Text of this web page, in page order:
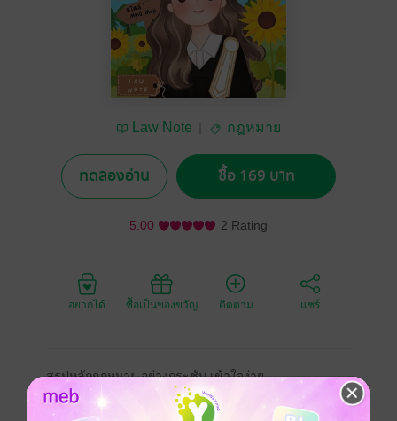
Law Note กฎหมาย
ทดลองอ่าน ซื้อ 169 บาท
5.00 2 Rating
อยากได้ ซื้อเป็นของขวัญ ติดตาม แชร์
สรุปหลักกฎหมาย อย่างกระชับ เข้าใจง่าย
สไตล์ Mind Map + รูปภาพประกอบ
ประเด็นจากฎีกาที่น่าสนใจ